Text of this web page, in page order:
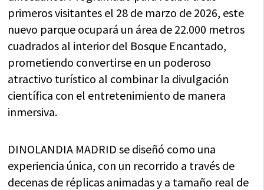
primeros visitantes el 28 de marzo de 2026, este
nuevo parque ocupará un área de 22.000 metros
cuadrados al interior del Bosque Encantado,
prometiendo convertirse en un poderoso
atractivo turístico al combinar la divulgación
científica con el entretenimiento de manera
inmersiva.
DINOLANDIA MADRID se diseñó como una
experiencia única, con un recorrido a través de
decenas de réplicas animadas y a tamaño real de